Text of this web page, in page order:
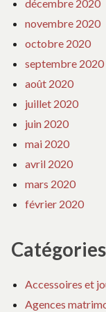
décembre 2020
novembre 2020
octobre 2020
septembre 2020
août 2020
juillet 2020
juin 2020
mai 2020
avril 2020
mars 2020
février 2020
Catégories
Accessoires et
Agences